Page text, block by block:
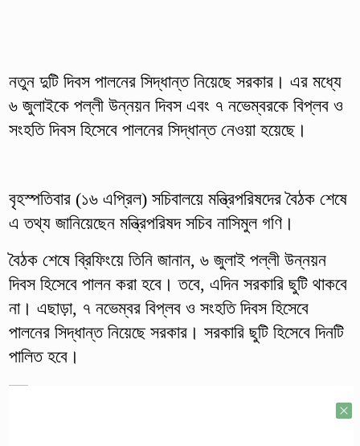
নতুন দুটি দিবস পালনের সিদ্ধান্ত নিয়েছে সরকার। এর মধ্যে
৬ জুলাইকে পল্লী উন্নয়ন দিবস এবং ৭ নভেম্বরকে বিপ্লব ও
সংহতি দিবস হিসেবে পালনের সিদ্ধান্ত নেওয়া হয়েছে।
বৃহস্পতিবার (১৬ এপ্রিল) সচিবালয়ে মন্ত্রিপরিষদের বৈঠক শেষে
এ তথ্য জানিয়েছেন মন্ত্রিপরিষদ সচিব নাসিমুল গণি।
বৈঠক শেষে ব্রিফিংয়ে তিনি জানান, ৬ জুলাই পল্লী উন্নয়ন
দিবস হিসেবে পালন করা হবে। তবে, এদিন সরকারি ছুটি থাকবে
না। এছাড়া, ৭ নভেম্বর বিপ্লব ও সংহতি দিবস হিসেবে
পালনের সিদ্ধান্ত নিয়েছে সরকার। সরকারি ছুটি হিসেবে দিনটি
পালিত হবে।